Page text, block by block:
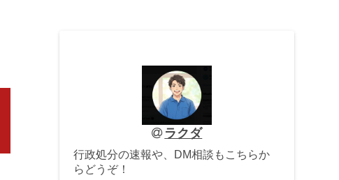
ラクダ
行政処分の速報や、DM相談もこちらか
らどうぞ！